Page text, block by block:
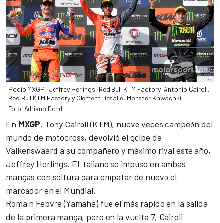
Podio MXGP: Jeffrey Herlings, Red Bull KTM Factory, Antonio Cairoli,
Red Bull KTM Factory y Clement Desalle, Monster Kawasaki
Foto: Adriano Dondi
En MXGP, Tony Cairoli (KTM), nueve veces campeón del
mundo de motocross, devolvió el golpe de
Valkenswaard a su compañero y máximo rival este año,
Jeffrey Herlings. El italiano se impuso en ambas
mangas con soltura para empatar de nuevo el
marcador en el Mundial.
Romain Febvre (Yamaha) fue el más rápido en la salida
de la primera manga, pero en la vuelta 7, Cairoli